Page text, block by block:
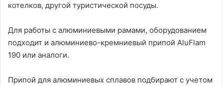
котелков, другой туристической посуды.
Для работы с алюминиевыми рамами, оборудованием
подходит и алюминиево-кремниевый припой AluFlam
190 или аналоги.
Припой для алюминиевых сплавов подбирают с учетом